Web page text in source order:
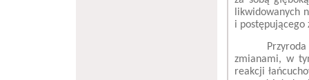
likwidowanych
i postępującego
zmianami, w
reakcji